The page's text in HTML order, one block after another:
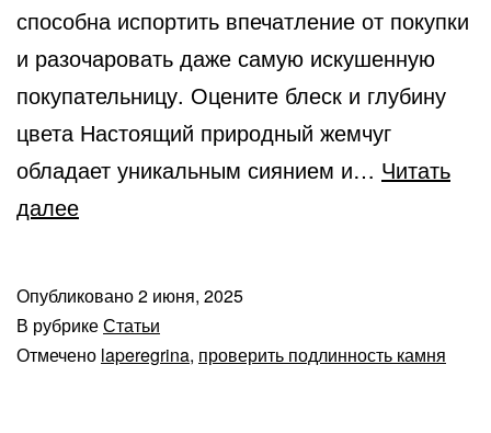
способна испортить впечатление от покупки
и разочаровать даже самую искушенную
покупательницу. Оцените блеск и глубину
цвета Настоящий природный жемчуг
обладает уникальным сиянием и… Читать
далееКак
глаз
определить
Опубликовано2 июня, 2025
В рубрикеСтатьи
Отмечено laperegrina, проверить подлинность камня